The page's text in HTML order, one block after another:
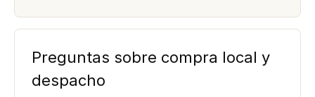
Preguntas sobre compra local y
despacho